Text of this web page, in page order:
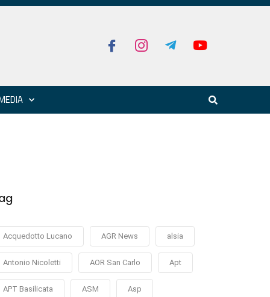
Acquedotto Lucano AGR News alsia
Antonio Nicoletti AOR San Carlo Apt
APT Basilicata ASM Asp